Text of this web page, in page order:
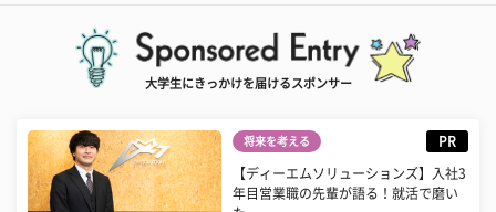
大学生にきっかけを届けるスポンサー
将来を考える PR
【ディーエムソリューションズ】入社3
年目営業職の先輩が語る！就活で磨い